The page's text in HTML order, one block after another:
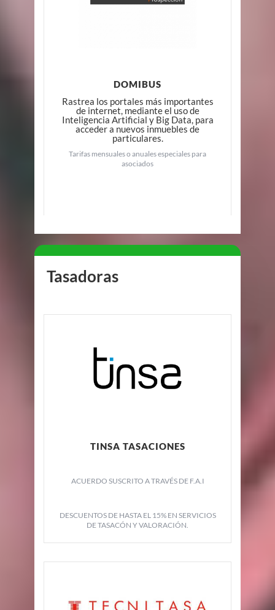
DOMIBUS
Rastrea los portales más importantes
de internet, mediante el uso de
Inteligencia Artificial y Big Data, para
acceder a nuevos inmuebles de
particulares.
Tarifas mensuales o anuales especiales para
asociados
Tasadoras
TINSA TASACIONES
ACUERDO SUSCRITO A TRAVÉS DE F.A.I
DESCUENTOS DE HASTA EL 15% EN SERVICIOS
DE TASACÓN Y VALORACIÓN.